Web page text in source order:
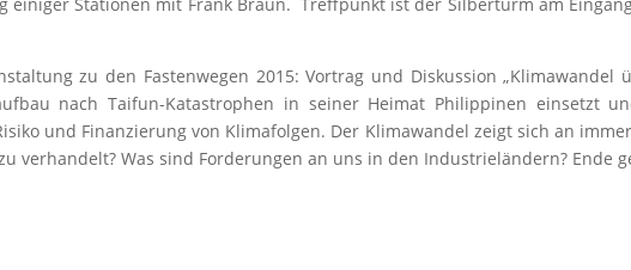
einiger Stationen mit Frank Braun. Treffpunkt ist der Silberturm am
zu den Fastenwegen 2015: Vortrag und Diskussion
nach Taifun-Katastrophen in seiner Heimat Philippinen einsetzt
und Finanzierung von Klimafolgen. Der Klimawandel zeigt sich an
verhandelt? Was sind Forderungen an uns in den Industrieländern? Ende